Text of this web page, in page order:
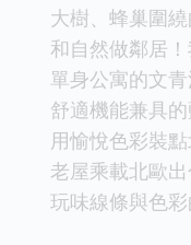
大樹、蜂巢圍
和自然做鄰居
單身公寓的文
舒適機能兼具
用愉悅色彩裝
老屋乘載北歐
玩味線條與色